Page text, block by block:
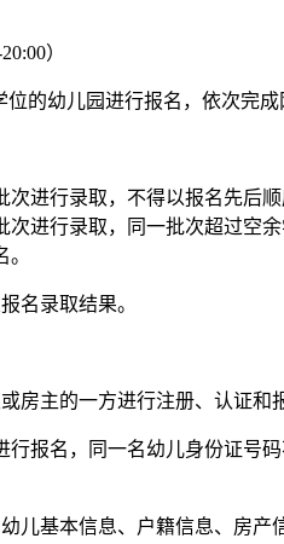
）
幼儿园进行报名，依次完成
行录取，不得以报名先后
进行录取，同一批次超过
名录取结果。
主的一方进行注册、认证和
名，同一名幼儿身份证号
基本信息、户籍信息、房产